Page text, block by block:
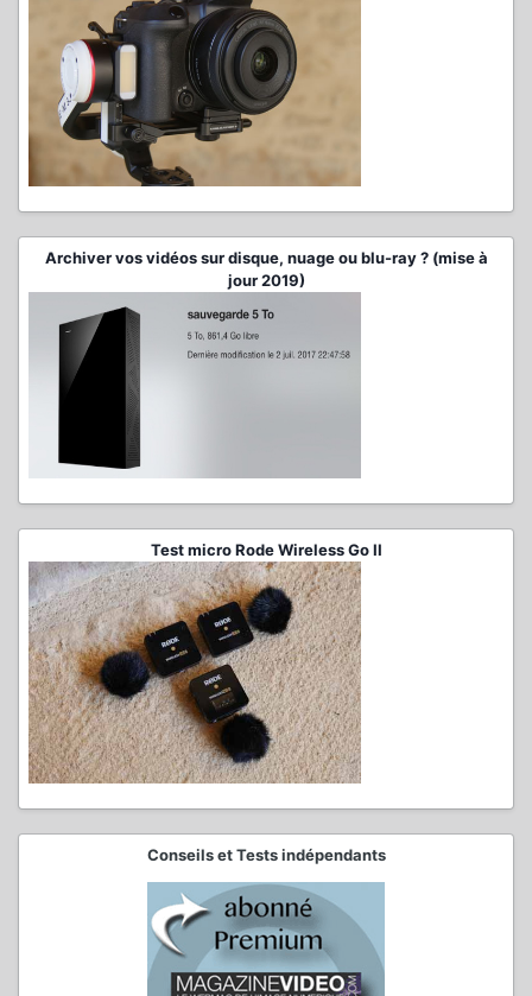
Archiver vos vidéos sur disque, nuage ou blu-ray ? (mise à
jour 2019)
Test micro Rode Wireless Go II
Conseils et Tests indépendants